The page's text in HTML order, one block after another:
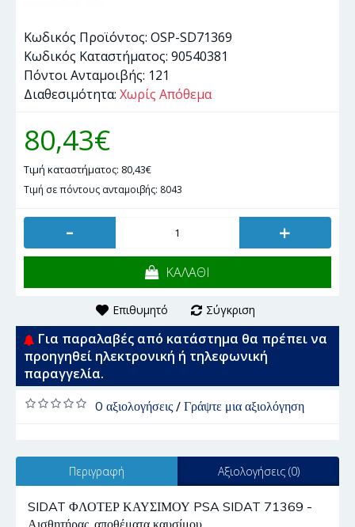
Κωδικός Προϊόντος: OSP-SD71369
Κωδικός Καταστήματος: 90540381
Πόντοι Ανταμοιβής: 121
Διαθεσιμότητα: Χωρίς Απόθεμα
80,43€
Τιμή καταστήματος: 80,43€
Τιμή σε πόντους ανταμοιβής: 8043
- +
ΚΑΛΑΘΙ
Επιθυμητό Σύγκριση
Για παραλαβές από κατάστημα θα πρέπει να
προηγηθεί ηλεκτρονική ή τηλεφωνική
παραγγελία.
0 αξιολογήσεις/ Γράψτε μια αξιολόγηση
Περιγραφή Αξιολογήσεις (0)
SIDAT ΦΛΟΤΕΡ ΚΑΥΣΙΜΟΥ PSA SIDAT 71369 -
Αισθητήρας, αποθέματα καυσίμου